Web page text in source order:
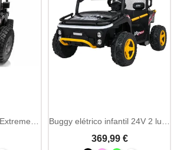
369,99 €